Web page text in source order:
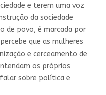
e terem uma voz
da sociedade
de povo, é marcada por
que as mulheres
e cerceamento de
os próprios
sobre política e